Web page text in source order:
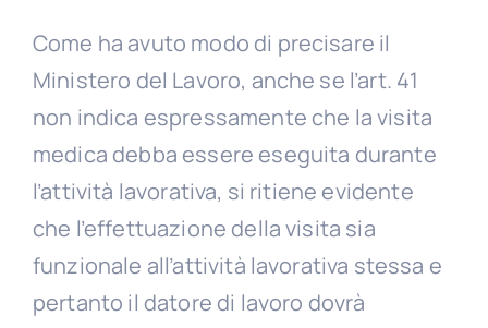
Come ha avuto modo di precisare il
Ministero del Lavoro, anche se l’art. 41
non indica espressamente che la visita
medica debba essere eseguita durante
l’attività lavorativa, si ritiene evidente
che l’effettuazione della visita sia
funzionale all’attività lavorativa stessa e
pertanto il datore di lavoro dovrà